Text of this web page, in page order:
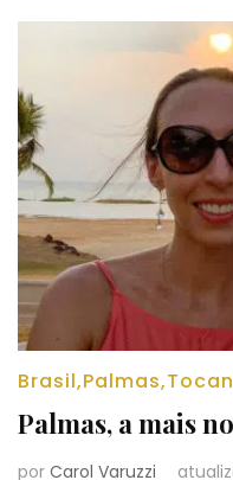
Brasil,Palmas,
Palmas, a mais
por Carol Varuzzi